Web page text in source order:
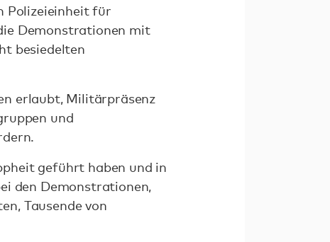
Polizeieinheit für
Demonstrationen mit
besiedelten
erlaubt, Militärpräsenz
und
geführt haben und in
den Demonstrationen,
Tausende von